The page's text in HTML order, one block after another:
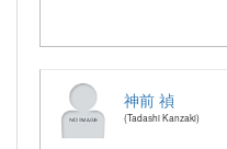
神前 禎
Tadashi Kanzaki